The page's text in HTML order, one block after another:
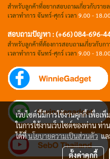
สำหรับลูกค้าที่อยากสอบถามเกี่ยวกับราย
เวลาทำการ จันทร์-ศุกร์ เวลา 9.00 - 18.00
สอบถามปัญหา : (+66)084-696-
สำหรับลูกค้าที่ต้องการสอบถามเกี่ยวกับก
เวลาทำการ จันทร์-ศุกร์ เวลา 9.00 - 18.00
เว็บไซต์นี้มีการใช้งานคุกกี้ เพื่อ
ในการใช้งานเว็บไซต์ของท่าน ท่
ได้ที่นโยบายความเป็นส่วนตัวแล
ตั้งค่าคุกกี้